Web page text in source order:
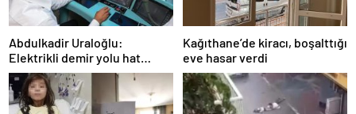
Abdulkadir Uraloğlu:
Elektrikli demir yolu hat
uzunluğunu 7 bin 142
kilometreye yükselttik
Kağıthane’de kiracı, boşalttığı
eve hasar verdi